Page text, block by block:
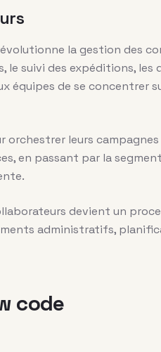
la gestion des
suivi des expéditions, les
équipes de se concentrer
leurs campagnes
en passant par la
devient un
administratifs,
code